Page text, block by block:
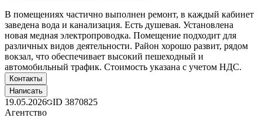
В помещениях частично выполнен ремонт, в каждый кабинет
заведена вода и канализация. Есть душевая. Установлена
новая медная электропроводка. Помещение подходит для
различных видов деятельности. Район хорошо развит, рядом
вокзал, что обеспечивает высокий пешеходный и
автомобильный трафик. Стоимость указана с учетом НДС.
Контакты
Написать
19.05.2026 ID 3870825
Агентство